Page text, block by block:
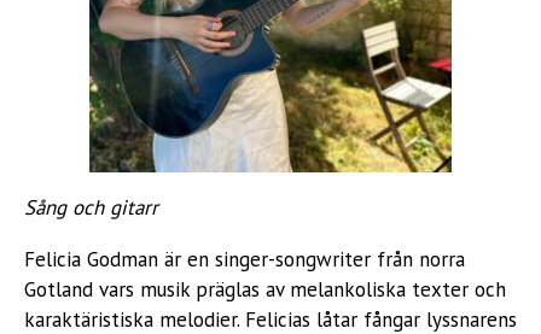
Sång och gitarr
Felicia Godman är en singer-songwriter från norra
Gotland vars musik präglas av melankoliska texter och
karaktäristiska melodier. Felicias låtar fångar lyssnarens